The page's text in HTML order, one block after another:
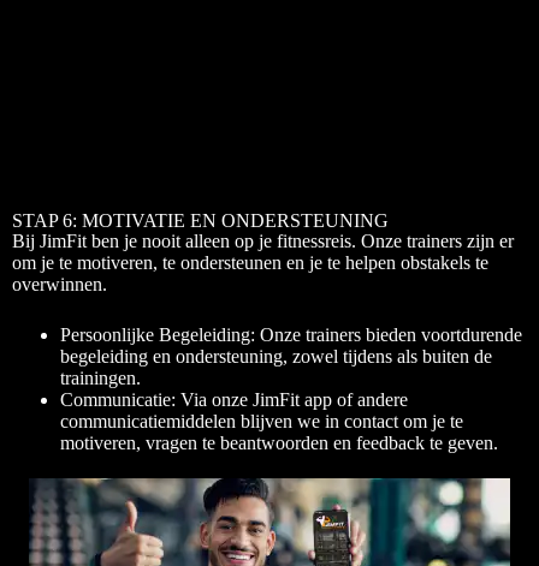
STAP 6: MOTIVATIE EN ONDERSTEUNING
Bij JimFit ben je nooit alleen op je fitnessreis. Onze trainers zijn er
om je te motiveren, te ondersteunen en je te helpen obstakels te
overwinnen.
Persoonlijke Begeleiding: Onze trainers bieden voortdurende
begeleiding en ondersteuning, zowel tijdens als buiten de
trainingen.
Communicatie: Via onze JimFit app of andere
communicatiemiddelen blijven we in contact om je te
motiveren, vragen te beantwoorden en feedback te geven.